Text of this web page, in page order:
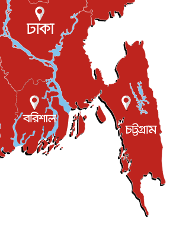
৫ আগস্ট, ২০২৬
সৌদি আরব সফরের আমন্ত্রণ
৫ আগস্ট, ২০২৬
অভ্যুত্থান দিবস আজ, স্মরণে দেশজুড়ে কর্মসূচি
৫ আগস্ট, ২০২৬
চেয়েছে বলেই জুলাই আন্দোলন সফল :
৫ আগস্ট, ২০২৬
আহমেদের সঙ্গে পরীমনির ঘনিষ্ঠ সম্পর্ক ছিল : নাসির
৫ আগস্ট, ২০২৬
ইরান-মার্কিন চুক্তি হতে পারে আজ : মার্কিন অর্থমন...
৫ আগস্ট, ২০২৬
দিকে আসছে বিধ্বংসী বস্তু, পারমাণবিক বোমা দিয়ে করা